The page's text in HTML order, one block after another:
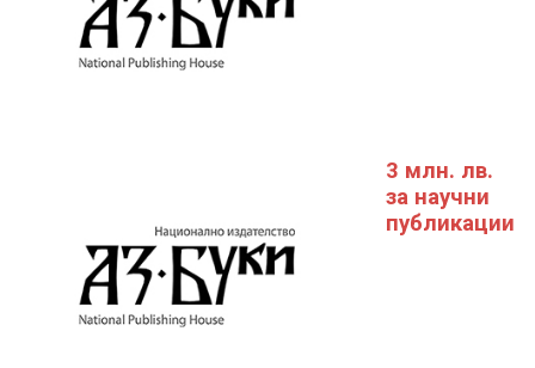
3 млн. лв.
за научни
публикации